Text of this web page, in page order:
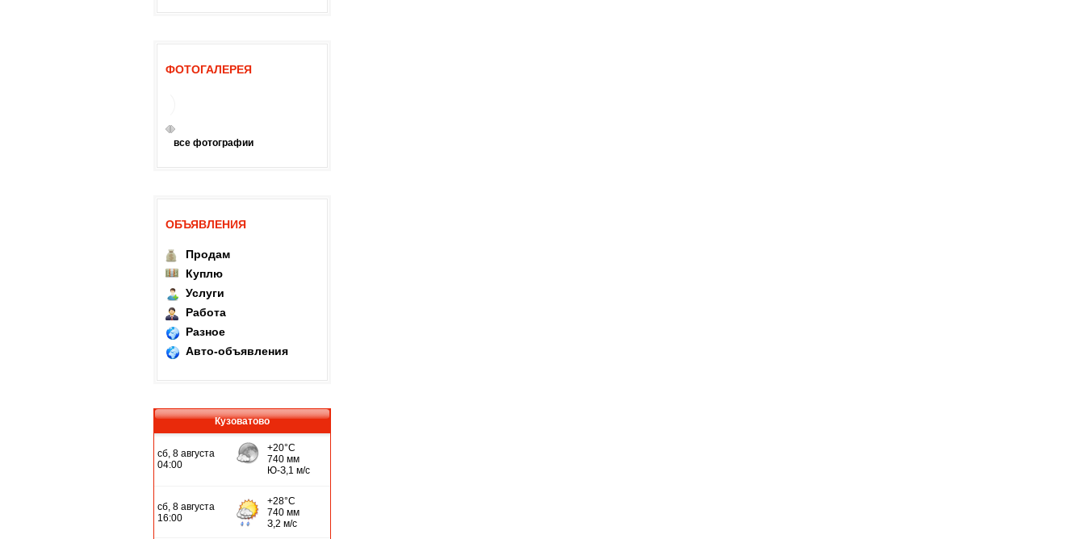
ФОТОГАЛЕРЕЯ
все фотографии
ОБЪЯВЛЕНИЯ
Продам
Куплю
Услуги
Работа
Разное
Авто-объявления
Кузоватово